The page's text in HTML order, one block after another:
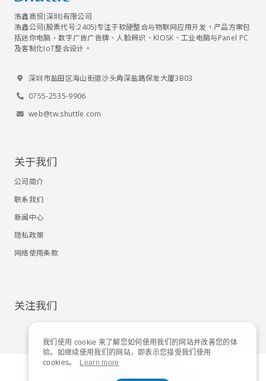
我们使用 cookie 来了解您如何使用我们的网站并改善您的体
验。如继续使用我们的网站，即表示您接受我们使用
cookies。
Learn more
浩鑫商贸(深圳)有限公司
浩鑫公司(股票代号:2405)专注于软硬整合与物联网应用开发，产品方案包
括迷你电脑、数字广告广告牌、人脸辨识、KIOSK、工业电脑与Panel PC
及客制化IoT整合设计。
深圳市盐田区海山街道沙头角深盐路保发大厦3B03
0755-2535-9906
web@tw.shuttle.com
关于我们
公司简介
联系我们
新闻中心
隐私政策
网络使用条款
关注我们